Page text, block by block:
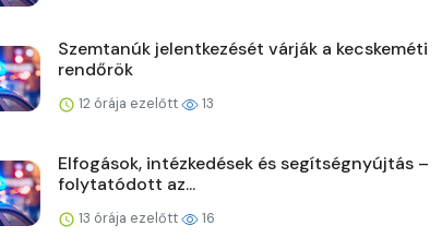
Szemtanúk jelentkezését várják a kecskeméti
rendőrök
12 órája ezelőtt 13
Elfogások, intézkedések és segítségnyújtás –
folytatódott az...
13 órája ezelőtt 16